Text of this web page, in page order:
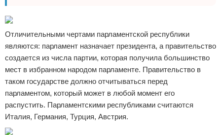
Отличительными чертами парламентской республики
являются: парламент назначает президента, а правительство
создается из числа партии, которая получила большинство
мест в избранном народом парламенте. Правительство в
таком государстве должно отчитываться перед
парламентом, который может в любой момент его
распустить. Парламентскими республиками считаются
Италия, Германия, Турция, Австрия.